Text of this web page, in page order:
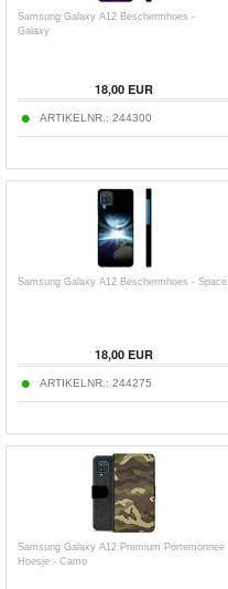
Samsung Galaxy A12 Beschermhoes -
Galaxy
18,00EUR
ARTIKELNR.: 244300
Samsung Galaxy A12 Beschermhoes - Space
18,00EUR
ARTIKELNR.: 244275
Samsung Galaxy A12 Premium Portemonnee
Hoesje - Camo